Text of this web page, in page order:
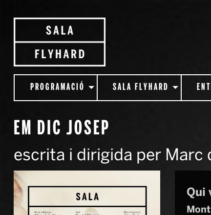
PROGRAMACIÓ SALA FLYHARD
EM DIC JOSEP
escrita i dirigida per Marc
Qui